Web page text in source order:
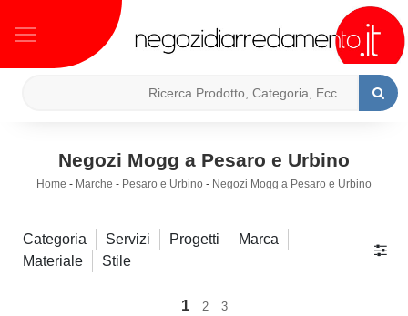
Negozi Mogg a Pesaro e Urbino
Home - Marche - Pesaro e Urbino - Negozi Mogg a Pesaro e Urbino
Categoria Servizi Progetti
Marca
Materiale
Stile
1 2 3